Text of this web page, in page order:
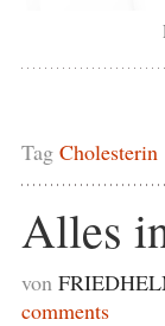
Tag Cholesterin
Alles
von
comments